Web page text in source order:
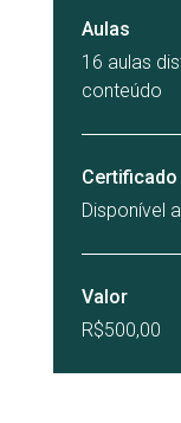
Aulas
16 aulas
conteúdo
Certificado
Disponível
Valor
R$500,00